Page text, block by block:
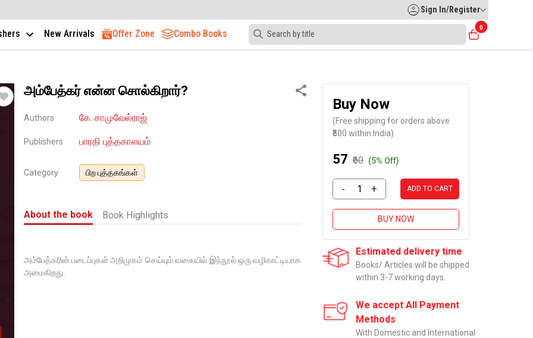
Sign In/Register
New Arrivals Offer Zone Combo Books
0
அம்பேத்கர் என்ன சொல்கிறார்?
Authors கே. சாமுவேல்ராஜ்
Publishers பாரதி புத்தகாலயம்
Category பிற புத்தகங்கள்
About the book Book Highlights
அம்பேத்கரின் படைப்புகள் அறிமுகம் செய்யும் வகையில் இந்நூல் ஒரு வழிகாட்டியாக
அமைகிறது.
Buy Now
(Free shipping for orders above
₹500 within India)
₹57 ₹60 (5% Off)
- + ADD TO CART
BUY NOW
Estimated delivery time
Books/ Articles will be shipped
within 3-7 working days.
We accept All Payment
Methods
With Domestic and International